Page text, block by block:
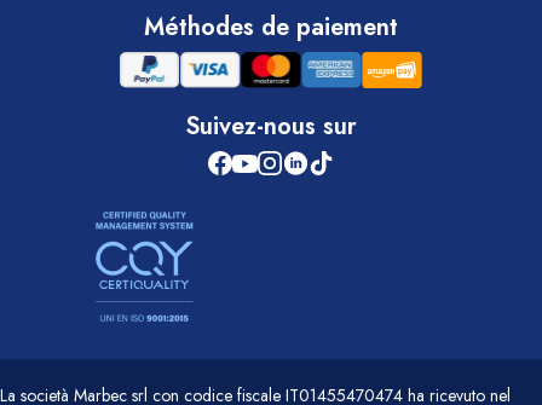
Méthodes de paiement
Suivez-nous sur
La società Marbec srl con codice fiscale IT01455470474 ha ricevuto nel